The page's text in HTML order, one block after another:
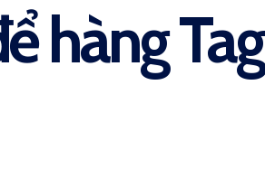
hàng Tag